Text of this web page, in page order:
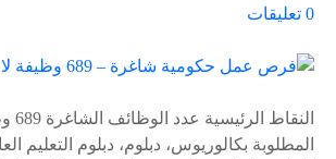
0 تعليقات
ى
s
المطلوبة بكالوريوس، دبلوم، دبلوم التعليم